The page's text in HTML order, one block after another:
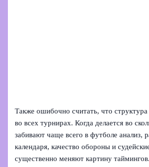
Также ошибочно считать, что структура
во всех турнирах. Когда делается во
забивают чаще всего в футболе анализ,
календаря, качество обороны и
существенно меняют картину таймингов.